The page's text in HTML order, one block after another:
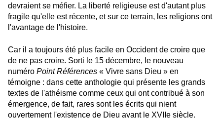
devraient se méfier. La liberté religieuse est d'autant plus
fragile qu'elle est récente, et sur ce terrain, les religions ont
l'avantage de l'histoire.
Car il a toujours été plus facile en Occident de croire que
de ne pas croire. Sorti le 15 décembre, le nouveau
numéro Point Références « Vivre sans Dieu » en
témoigne : dans cette anthologie qui présente les grands
textes de l'athéisme comme ceux qui ont contribué à son
émergence, de fait, rares sont les écrits qui nient
ouvertement l'existence de Dieu avant le XVIIe siècle.